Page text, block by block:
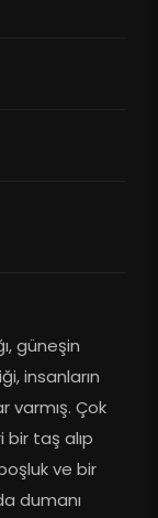
güneşin
insanların
varmış. Çok
bir taş alıp
ve bir
dumanı